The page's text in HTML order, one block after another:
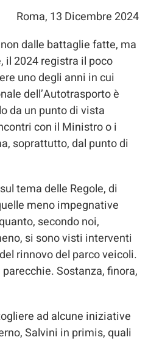
Roma, 13 Dicembre 2024
dalle battaglie fatte, ma
il 2024 registra il poco
uno degli anni in cui
dell’Autotrasporto è
da un punto di vista
con il Ministro o i
soprattutto, dal punto di
tema delle Regole, di
meno impegnative
secondo noi,
si sono visti interventi
rinnovo del parco veicoli.
Sostanza, finora,
ad alcune iniziative
Salvini in primis, quali